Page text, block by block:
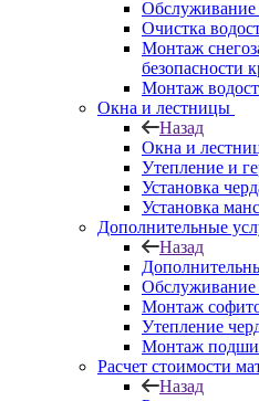
Обслуживание
Очистка
Монтаж
безопасности
Монтаж
Окна и лестницы
Назад
Окна и
Утепление и
Установка
Установка
Дополнительные
Назад
Обслуживание
Монтаж
Утепление
Монтаж
Расчет стоимости
Назад